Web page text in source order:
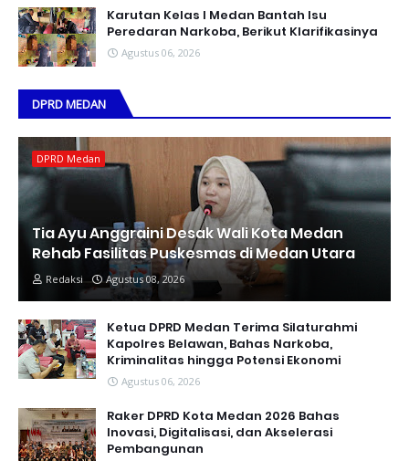
Karutan Kelas I Medan Bantah Isu
Peredaran Narkoba, Berikut Klarifikasinya
Agustus 06, 2026
DPRD MEDAN
DPRD Medan
Tia Ayu Anggraini Desak Wali Kota Medan
Rehab Fasilitas Puskesmas di Medan Utara
Redaksi Agustus 08, 2026
Ketua DPRD Medan Terima Silaturahmi
Kapolres Belawan, Bahas Narkoba,
Kriminalitas hingga Potensi Ekonomi
Agustus 06, 2026
Raker DPRD Kota Medan 2026 Bahas
Inovasi, Digitalisasi, dan Akselerasi
Pembangunan